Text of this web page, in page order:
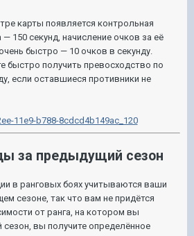
карты появляется контрольная
150 секунд, начисление очков за её
быстро — 10 очков в секунду.
быстро получить превосходство по
если оставшиеся противники не
за предыдущий сезон
в ранговых боях учитываются ваши
сезоне, так что вам не придётся
от ранга, на котором вы
вы получите определённое